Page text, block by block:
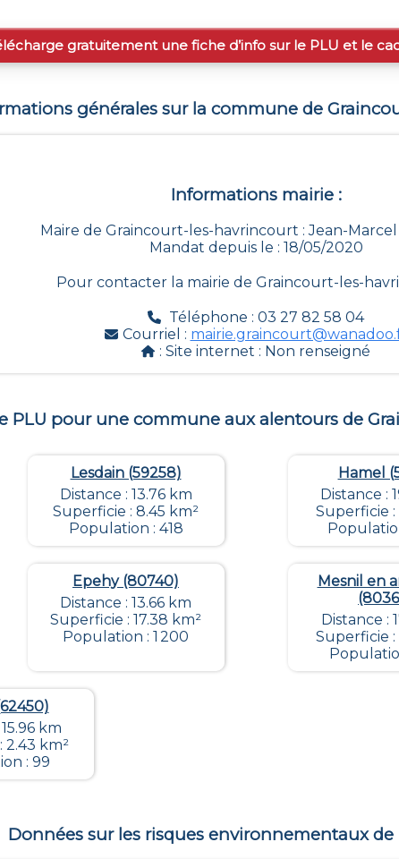
gratuitement une fiche d’info sur le PLU et le
générales sur la commune de
Informations mairie :
Maire de Graincourt-les-havrincourt : Jean-
Mandat depuis le : 18/05/2020
Pour contacter la mairie de Graincourt-les-
Téléphone : 03 27 82 58 04
Courriel :
: Site internet : Non renseigné
PLU pour une commune aux alentours de
Lesdain (59258)
Distance : 13.76 km
Superficie : 8.45 km²
Population : 418
Hamel
Distance :
Superficie :
Epehy (80740)
Distance : 13.66 km
Superficie : 17.38 km²
Population : 1 200
Mesnil en
Distance :
Superficie :
km
2.43 km²
: 99
Données sur les risques environnementaux